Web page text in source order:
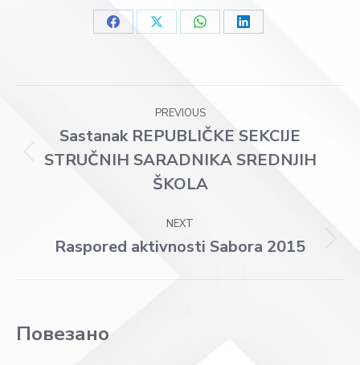
Share
Share
Share
Share
navigation
PREVIOUS
Previous
post:
Sastanak REPUBLIČKE SEKCIJE
STRUČNIH SARADNIKA SREDNJIH
ŠKOLA
NEXT
Next
Raspored aktivnosti Sabora 2015
Повезано